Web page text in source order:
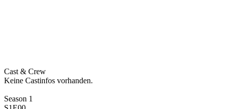
Cast & Crew
Keine Castinfos vorhanden.
Season 1